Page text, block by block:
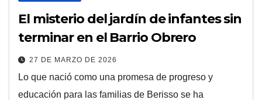
El misterio del jardín de infantes sin
terminar en el Barrio Obrero
27 DE MARZO DE 2026
Lo que nació como una promesa de progreso y
educación para las familias de Berisso se ha